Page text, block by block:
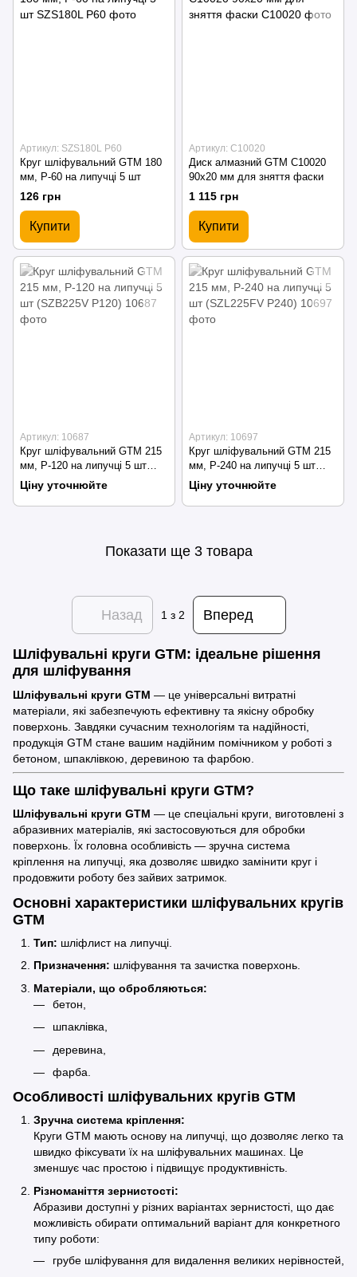
Артикул: SZS180L P60
Круг шліфувальний GTM 180
мм, P-60 на липучці 5 шт
126 грн
Купити
Артикул: С10020
Диск алмазний GTM С10020
90x20 мм для зняття фаски
1 115 грн
Купити
Артикул: 10687
Круг шліфувальний GTM 215
мм, P-120 на липучці 5 шт
(SZB225V P120)
Ціну уточнюйте
Артикул: 10697
Круг шліфувальний GTM 215
мм, P-240 на липучці 5 шт
(SZL225FV P240)
Ціну уточнюйте
Показати ще 3 товара
Назад 1з 2 Вперед
Шліфувальні круги GTM: ідеальне рішення
для шліфування
Шліфувальні круги GTM — це універсальні витратні
матеріали, які забезпечують ефективну та якісну обробку
поверхонь. Завдяки сучасним технологіям та надійності,
продукція GTM стане вашим надійним помічником у роботі з
бетоном, шпаклівкою, деревиною та фарбою.
Що таке шліфувальні круги GTM?
Шліфувальні круги GTM — це спеціальні круги, виготовлені з
абразивних матеріалів, які застосовуються для обробки
поверхонь. Їх головна особливість — зручна система
кріплення на липучці, яка дозволяє швидко замінити круг і
продовжити роботу без зайвих затримок.
Основні характеристики шліфувальних кругів
GTM
Тип: шліфлист на липучці.
Призначення: шліфування та зачистка поверхонь.
Матеріали, що обробляються:
бетон,
шпаклівка,
деревина,
фарба.
Особливості шліфувальних кругів GTM
Зручна система кріплення:
Круги GTM мають основу на липучці, що дозволяє легко та
швидко фіксувати їх на шліфувальних машинах. Це
зменшує час простою і підвищує продуктивність.
Різноманіття зернистості:
Абразиви доступні у різних варіантах зернистості, що дає
можливість обирати оптимальний варіант для конкретного
типу роботи:
грубе шліфування для видалення великих нерівностей,